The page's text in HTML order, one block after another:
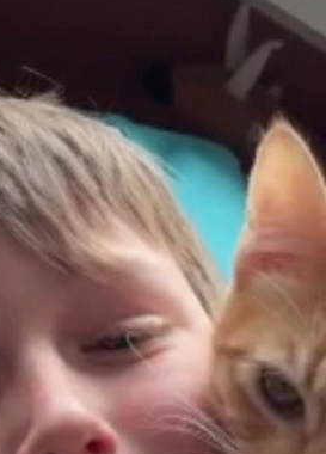
Erik En Saskia
Zet hem op Ysbrand!
Johan
Zet hem op!